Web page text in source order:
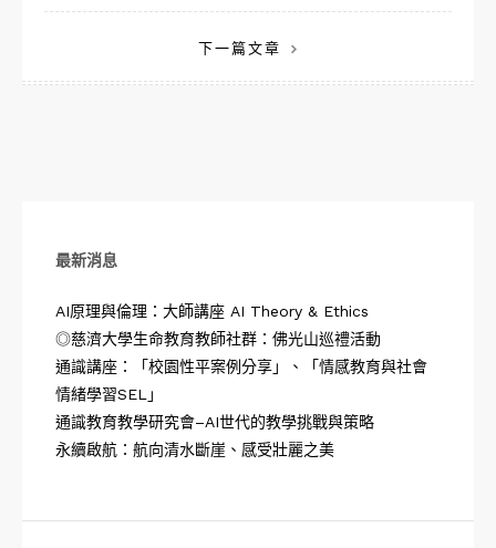
章
下一篇文章
最新消息
AI原理與倫理：大師講座 AI Theory & Ethics
◎慈濟大學生命教育教師社群：佛光山巡禮活動
通識講座：「校園性平案例分享」、「情感教育與社會
情緒學習SEL」
通識教育教學研究會–AI世代的教學挑戰與策略
永續啟航：航向清水斷崖、感受壯麗之美